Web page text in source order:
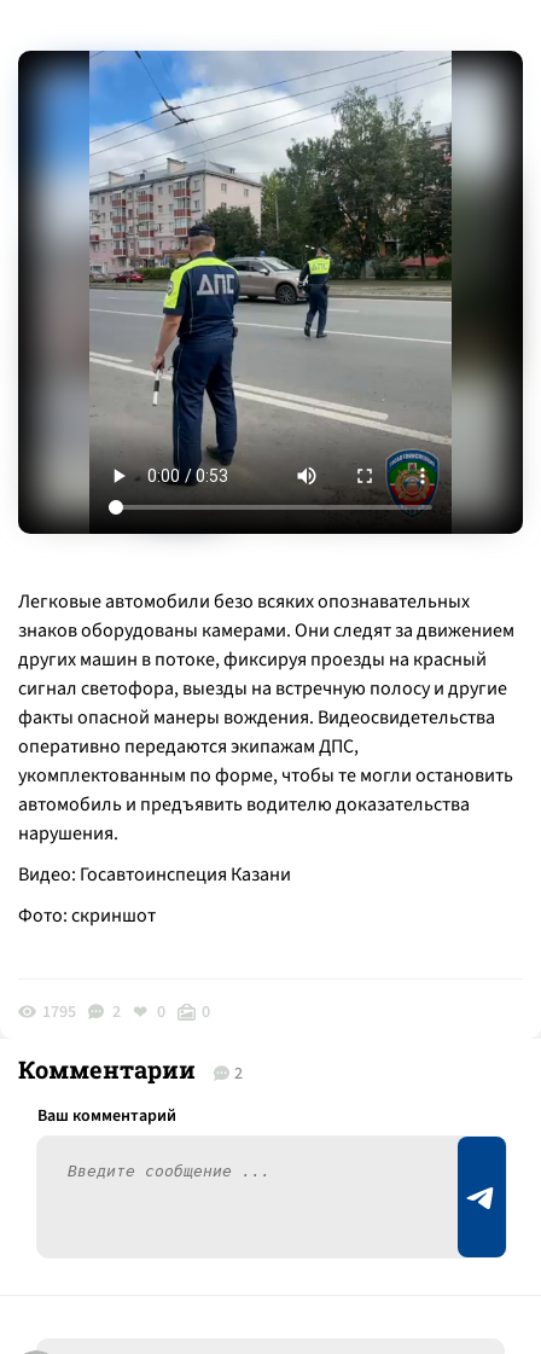
Легковые автомобили безо всяких опознавательных
знаков оборудованы камерами. Они следят за движением
других машин в потоке, фиксируя проезды на красный
сигнал светофора, выезды на встречную полосу и другие
факты опасной манеры вождения. Видеосвидетельства
оперативно передаются экипажам ДПС,
укомплектованным по форме, чтобы те могли остановить
автомобиль и предъявить водителю доказательства
нарушения.
Видео: Госавтоинспеция Казани
Фото: скриншот
1795 2 0 0
Комментарии 2